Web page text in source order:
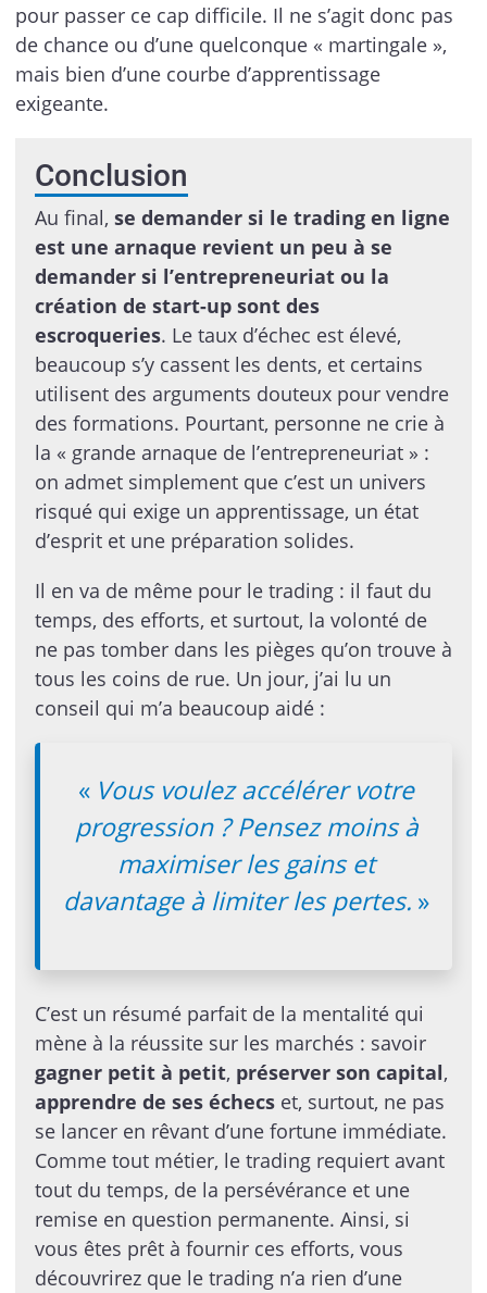
pour passer ce cap difficile. Il ne s’agit donc pas
de chance ou d’une quelconque « martingale »,
mais bien d’une courbe d’apprentissage
exigeante.
Conclusion
Au final, se demander si le trading en ligne
est une arnaque revient un peu à se
demander si l’entrepreneuriat ou la
création de start-up sont des
escroqueries. Le taux d’échec est élevé,
beaucoup s’y cassent les dents, et certains
utilisent des arguments douteux pour vendre
des formations. Pourtant, personne ne crie à
la « grande arnaque de l’entrepreneuriat » :
on admet simplement que c’est un univers
risqué qui exige un apprentissage, un état
d’esprit et une préparation solides.
Il en va de même pour le trading : il faut du
temps, des efforts, et surtout, la volonté de
ne pas tomber dans les pièges qu’on trouve à
tous les coins de rue. Un jour, j’ai lu un
conseil qui m’a beaucoup aidé :
« Vous voulez accélérer votre
progression ? Pensez moins à
maximiser les gains et
davantage à limiter les pertes. »
C’est un résumé parfait de la mentalité qui
mène à la réussite sur les marchés : savoir
gagner petit à petit, préserver son capital,
apprendre de ses échecset, surtout, ne pas
se lancer en rêvant d’une fortune immédiate.
Comme tout métier, le trading requiert avant
tout du temps, de la persévérance et une
remise en question permanente. Ainsi, si
vous êtes prêt à fournir ces efforts, vous
découvrirez que le trading n’a rien d’une